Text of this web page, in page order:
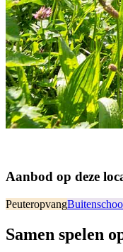
Aanbod op deze
Peuteropvang
Samen spelen